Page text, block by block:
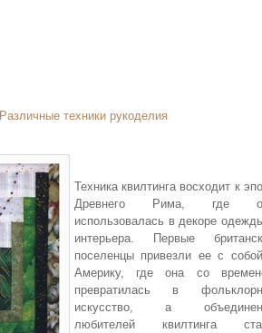
Различные техники рукоделия
Техника квилтинга восходит к
Древнего Рима, где
использовалась в декоре
интерьера. Первые
поселенцы привезли ее с
Америку, где она со
превратилась в
искусство, а
любителей квилтинга